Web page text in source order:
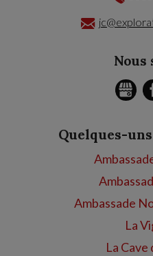
Nous
Quelques-
Ambassade
La
La Cave